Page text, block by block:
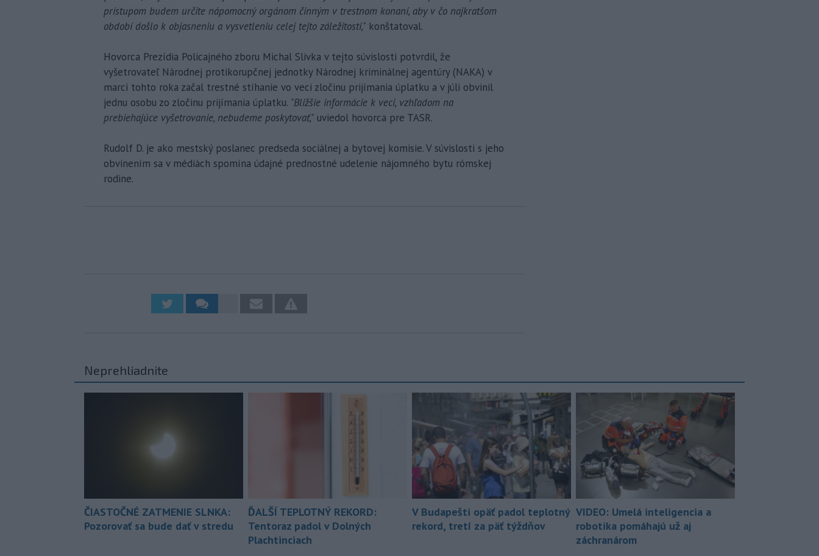
prístupom budem určite nápomocný orgánom činným v trestnom konaní, aby v čo najkratšom
období došlo k objasneniu a vysvetleniu celej tejto záležitosti," konštatoval.
Hovorca Prezídia Policajného zboru Michal Slivka v tejto súvislosti potvrdil, že
vyšetrovateľ Národnej protikorupčnej jednotky Národnej kriminálnej agentúry (NAKA) v
marci tohto roka začal trestné stíhanie vo veci zločinu prijímania úplatku a v júli obvinil
jednu osobu zo zločinu prijímania úplatku. "Bližšie informácie k veci, vzhľadom na
prebiehajúce vyšetrovanie, nebudeme poskytovať," uviedol hovorca pre TASR.
Rudolf D. je ako mestský poslanec predseda sociálnej a bytovej komisie. V súvislosti s jeho
obvinením sa v médiách spomína údajné prednostné udelenie nájomného bytu rómskej
rodine.
Neprehliadnite
ČIASTOČNÉ ZATMENIE SLNKA:
Pozorovať sa bude dať v stredu
ĎALŠÍ TEPLOTNÝ REKORD:
Tentoraz padol v Dolných
Plachtinciach
V Budapešti opäť padol teplotný
rekord, tretí za päť týždňov
VIDEO: Umelá inteligencia a
robotika pomáhajú už aj
záchranárom